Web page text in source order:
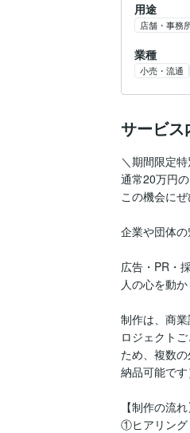
用途
店舗・事務
業種
小売・流通
サービス
＼期間限定
通常20万円
この機会にぜ
企業や団体
広告・PR・
人の心を動
制作は、商
ロジェクト
ため、複数
納品可能です
【制作の流れ
①ヒアリング